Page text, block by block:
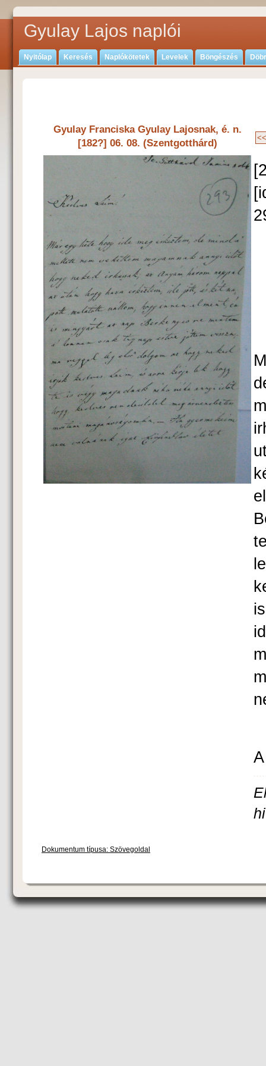
Gyulay Lajos naplói
Nyitólap Keresés Naplókötetek Levelek Böngészés
Gyulay Franciska Gyulay Lajosnak, é. n.
[182?] 06. 08. (Szentgotthárd)
Dokumentum típusa: Szövegoldal